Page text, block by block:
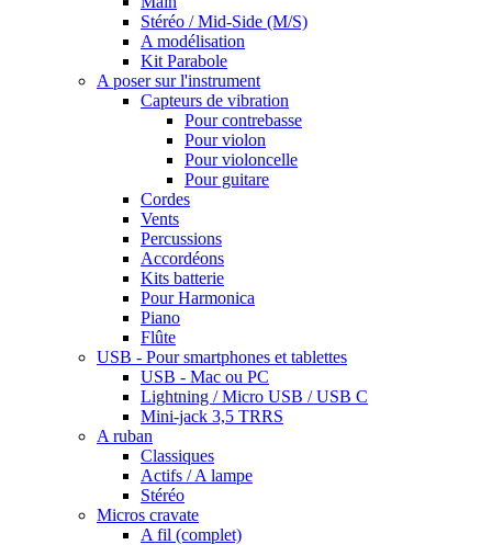
Stéréo / Mid-Side (M/S)
A modélisation
Kit Parabole
A poser sur l'instrument
Capteurs de vibration
Pour contrebasse
Pour violon
Pour violoncelle
Pour guitare
Cordes
Vents
Percussions
Accordéons
Kits batterie
Pour Harmonica
Piano
Flûte
USB - Pour smartphones et tablettes
USB - Mac ou PC
Lightning / Micro USB / USB C
Mini-jack 3,5 TRRS
A ruban
Classiques
Actifs / A lampe
Stéréo
Micros cravate
A fil (complet)